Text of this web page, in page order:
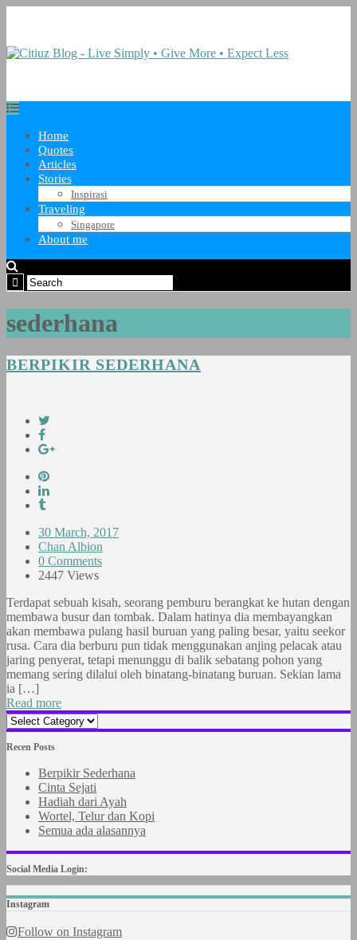
Home
Quotes
Articles
Stories
Inspirasi
Traveling
Singapore
About me
sederhana
BERPIKIR SEDERHANA
30 March, 2017
Chan Albion
0 Comments
2447 Views
Terdapat sebuah kisah, seorang pemburu berangkat ke hutan dengan
membawa busur dan tombak. Dalam hatinya dia membayangkan
akan membawa pulang hasil buruan yang paling besar, yaitu seekor
rusa. Cara dia berburu pun tidak menggunakan anjing pelacak atau
jaring penyerat, tetapi menunggu di balik sebatang pohon yang
memang sering dilalui oleh binatang-binatang buruan. Sekian lama
ia […]
Read more
Recen Posts
Berpikir Sederhana
Cinta Sejati
Hadiah dari Ayah
Wortel, Telur dan Kopi
Semua ada alasannya
Social Media Login:
Instagram
Follow on Instagram